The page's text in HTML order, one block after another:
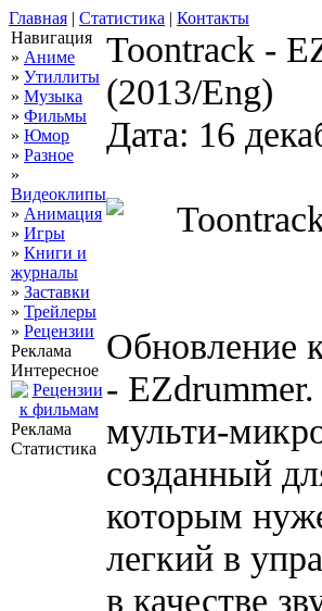
Главная | Статистика | Контакты
Навигация
» Аниме
» Утиллиты
» Музыка
» Фильмы
» Юмор
» Разное
»
Видеоклипы
» Анимация
» Игры
» Книги и
журналы
» Заставки
» Трейлеры
» Рецензии
Реклама
Интересное
Реклама
Статистика
Toontrack -
(2013/Eng)
Дата: 16
Обновление
-
мульти-
созданный
которым
легкий в
в качестве